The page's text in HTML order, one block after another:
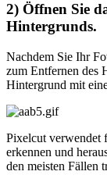
2) Öffnen Sie
Hintergrunds.
Nachdem Sie Ihr
zum Entfernen des
Hintergrund mit
Pixelcut verwendet
erkennen und
den meisten Fällen